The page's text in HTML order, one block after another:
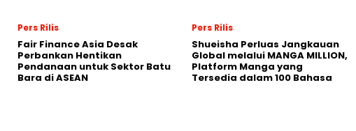
Pers Rilis
Fair Finance Asia Desak
Perbankan Hentikan
Pendanaan untuk Sektor Batu
Bara di ASEAN
Pers Rilis
Shueisha Perluas Jangkauan
Global melalui MANGA MILLION,
Platform Manga yang
Tersedia dalam 100 Bahasa